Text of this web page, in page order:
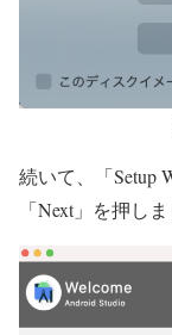
続いて、「Setup
「Next」を押し